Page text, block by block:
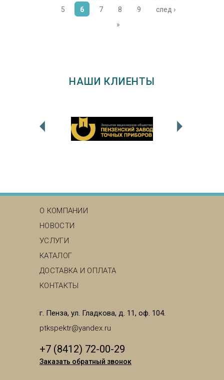
5
6 7 8 9
след ›
»
НАШИ КЛИЕНТЫ
О КОМПАНИИ
НОВОСТИ
УСЛУГИ
КАТАЛОГ
ДОСТАВКА И ОПЛАТА
КОНТАКТЫ
г. Пенза, ул. Гладкова, д. 11, оф. 104.
ptkspektr@yandex.ru
+7 (8412) 72-00-29
Заказать обратный звонок